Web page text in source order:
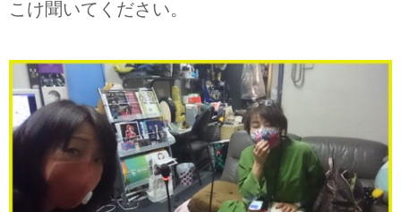
こけ聞いてください。